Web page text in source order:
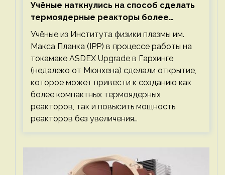
Учёные наткнулись на способ сделать
термоядерные реакторы более
компактными или мощными
Учёные из Института физики плазмы им.
Макса Планка (IPP) в процессе работы на
токамаке ASDEX Upgrade в Гархинге
(недалеко от Мюнхена) сделали открытие,
которое может привести к созданию как
более компактных термоядерных
реакторов, так и повысить мощность
реакторов без увеличения…